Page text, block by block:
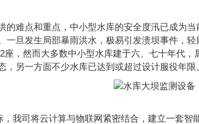
的难点和重点，中小型水库的安全度汛已成为
一旦发生局部暴雨洪水，极易引发溃坝事件，
座，然而大多数中小型水库建于六、七十年代
，另一方面不少水库已达到或超过设计服役年
，我司将云计算与物联网紧密结合，建立一套智